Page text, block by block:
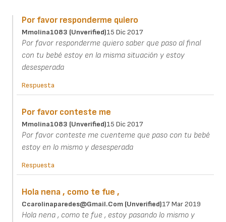
Por favor responderme quiero
Mmolina1083 (unverified)15 Dic 2017
Por favor responderme quiero saber que paso al final
con tu bebé estoy en la misma situación y estoy
desesperada
Respuesta
Por favor conteste me
Mmolina1083 (unverified)15 Dic 2017
Por favor conteste me cuenteme que paso con tu bebé
estoy en lo mismo y desesperada
Respuesta
Hola nena , como te fue ,
Ccarolinaparedes@gmail.com (unverified)17 Mar 2019
Hola nena , como te fue , estoy pasando lo mismo y